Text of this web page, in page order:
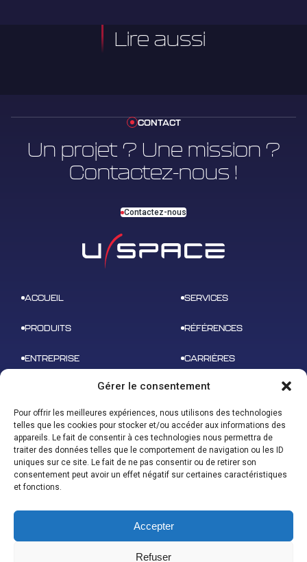
Gérer le consentement
Pour offrir les meilleures expériences, nous utilisons des technologies
telles que les cookies pour stocker et/ou accéder aux informations des
appareils. Le fait de consentir à ces technologies nous permettra de
traiter des données telles que le comportement de navigation ou les ID
uniques sur ce site. Le fait de ne pas consentir ou de retirer son
consentement peut avoir un effet négatif sur certaines caractéristiques
et fonctions.
Accepter
Refuser
Lire aussi
CONTACT
Un projet ? Une mission ?
Contactez-nous !
Contactez-nous
ACCUEIL SERVICES
PRODUITS RÉFÉRENCES
ENTREPRISE CARRIÈRES
CONTACT
ADRESSE
B 612 – 3 rue tarfaya,
31400 Toulouse
CONTACT